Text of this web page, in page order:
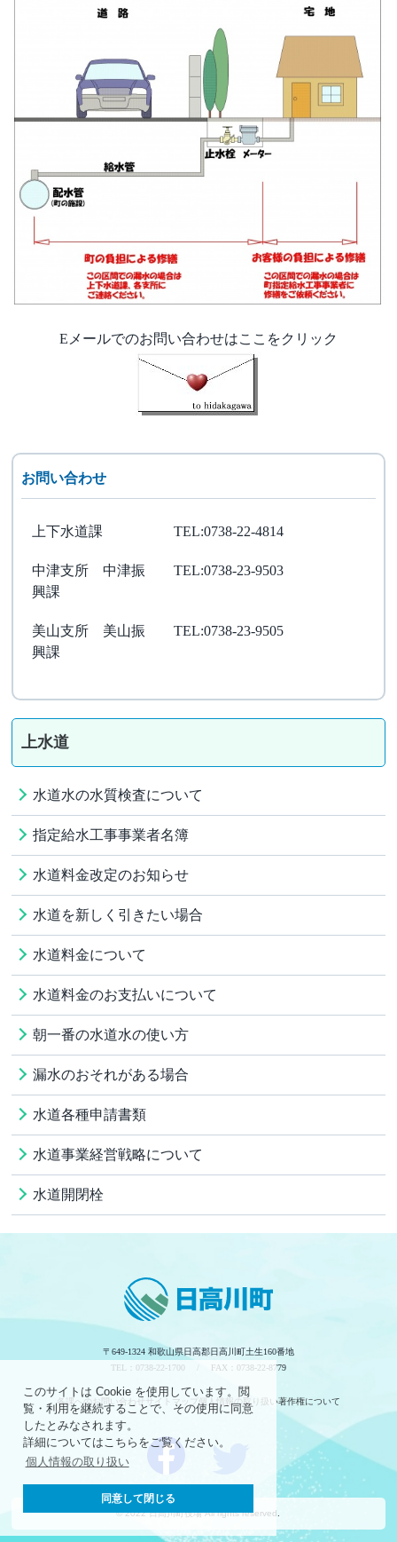
このサイトは Cookie を使用しています。閲
覧・利用を継続することで、その使用に同意
したとみなされます。
詳細についてはこちらをご覧ください。
個人情報の取り扱い
同意して閉じる
Eメールでのお問い合わせはここをクリック
お問い合わせ
上下水道課 TEL:0738-22-4814
中津支所 中津振
興課
TEL:0738-23-9503
美山支所 美山振
興課
TEL:0738-23-9505
上水道
水道水の水質検査について
指定給水工事事業者名簿
水道料金改定のお知らせ
水道を新しく引きたい場合
水道料金について
水道料金のお支払いについて
朝一番の水道水の使い方
漏水のおそれがある場合
水道各種申請書類
水道事業経営戦略について
水道開閉栓
〒649-1324 和歌山県日高郡日高川町土生160番地
TEL：0738-22-1700 / FAX：0738-22-8779
各課へのお問い合わせ サイトマップ個人情報の取り扱い著作権について
© 2022 日高川町役場 All rights reserved.